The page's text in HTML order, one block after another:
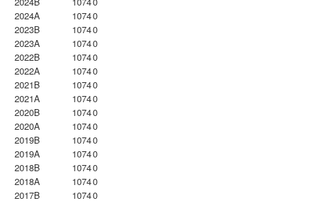
2024A
10740
2023B
10740
2023Α
10740
2022B
10740
2022A
10740
2021B
10740
2021A
10740
2020B
10740
2020A
10740
2019B
10740
2019A
10740
2018B
10740
2018A
10740
2017B
10740